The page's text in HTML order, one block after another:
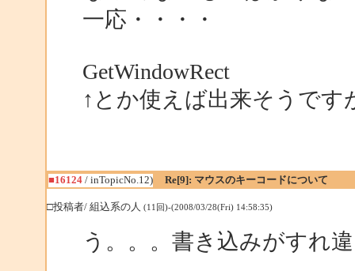
一応・・・・
GetWindowRect
↑とか使えば出来そうで
■16124/ inTopicNo.12) Re[9]: マウスのキーコードについて
□投稿者/ 組込系の人 (11回)-(2008/03/28(Fri) 14:58:35)
う。。。書き込みがすれ